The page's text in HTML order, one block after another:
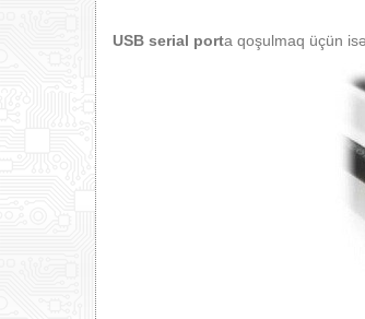
USB serial porta qoşulmaq üçün